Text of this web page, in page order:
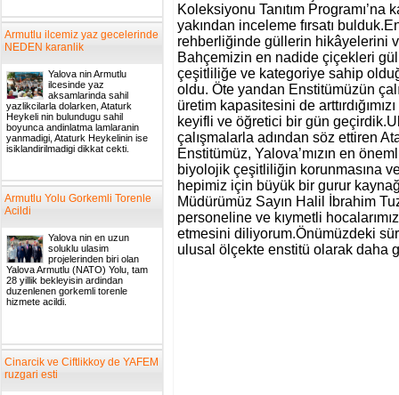
Koleksiyonu Tanıtım
yakından inceleme fırsatı
rehberliğinde güllerin hikâyelerini
Bahçemizin en nadide çiçekleri
çeşitliliğe ve kategoriye sahip
oldu. Öte yandan Enstitümüzün
üretim kapasitesini de
keyifli ve öğretici bir gün
çalışmalarla adından söz ettiren
Enstitümüz, Yalova’mızın en
biyolojik çeşitliliğin korunmasına
hepimiz için büyük bir gurur
Müdürümüz Sayın Halil İbrahim
personeline ve kıymetli
etmesini diliyorum.Önümüzdeki
ulusal ölçekte enstitü olarak daha
Armutlu ilcemiz yaz gecelerinde
NEDEN karanlik
Yalova nin Armutlu
ilcesinde yaz
aksamlarinda sahil
yazlikcilarla dolarken, Ataturk
Heykeli nin bulundugu sahil
boyunca andinlatma lamlaranin
yanmadigi, Ataturk Heykelinin ise
isiklandirilmadigi dikkat cekti.
Armutlu Yolu Gorkemli Torenle
Acildi
Yalova nin en uzun
soluklu ulasim
projelerinden biri olan
Yalova Armutlu (NATO) Yolu, tam
28 yillik bekleyisin ardindan
duzenlenen gorkemli torenle
hizmete acildi.
Cinarcik ve Ciftlikkoy de YAFEM
ruzgari esti